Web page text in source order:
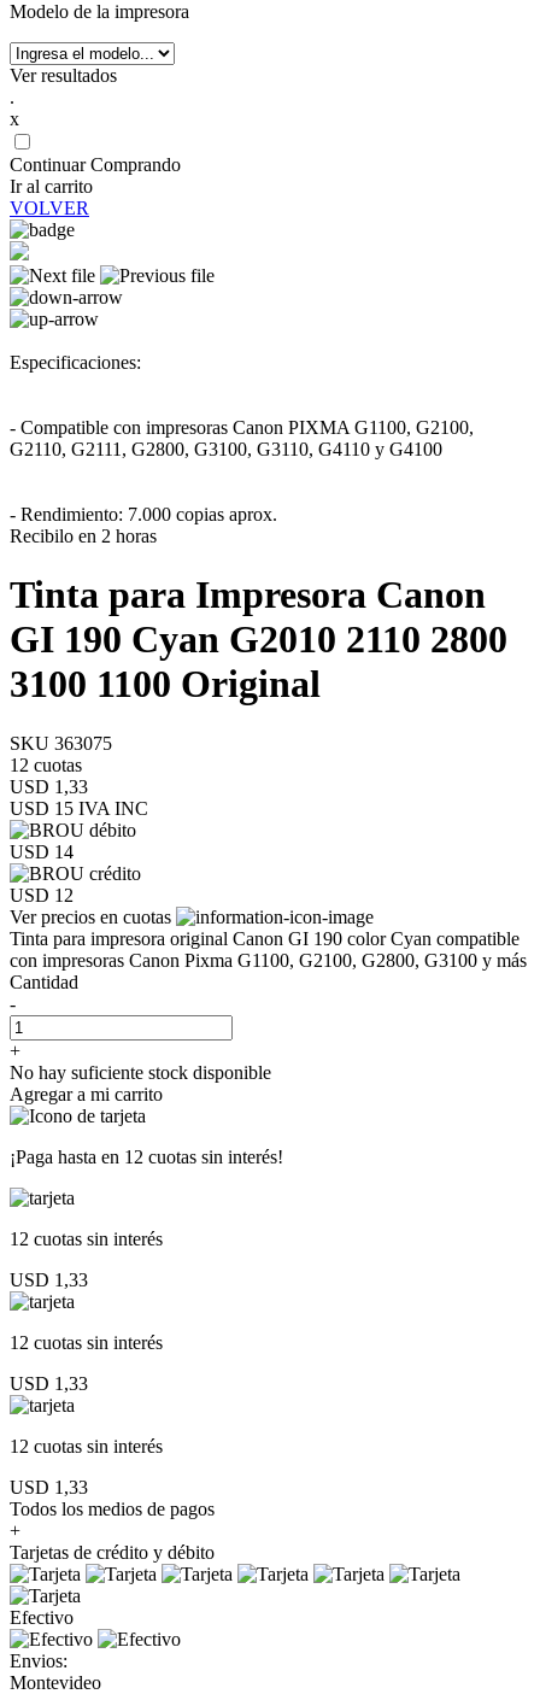
Modelo de la impresora
Ver resultados
.
x
Continuar Comprando
Ir al carrito
VOLVER
Especificaciones:
- Compatible con impresoras Canon PIXMA G1100, G2100,
G2110, G2111, G2800, G3100, G3110, G4110 y G4100
- Rendimiento: 7.000 copias aprox.
Recibilo en 2 horas
Tinta para Impresora Canon
GI 190 Cyan G2010 2110 2800
3100 1100 Original
SKU 363075
12 cuotas
USD 1,33
USD 15 IVA INC
USD 14
USD 12
Ver precios en cuotas
Tinta para impresora original Canon GI 190 color Cyan compatible
con impresoras Canon Pixma G1100, G2100, G2800, G3100 y más
Cantidad
-
+
No hay suficiente stock disponible
Agregar a mi carrito
¡Paga hasta en 12 cuotas sin interés!
12 cuotas sin interés
USD 1,33
12 cuotas sin interés
USD 1,33
12 cuotas sin interés
USD 1,33
Todos los medios de pagos
+
Tarjetas de crédito y débito
Efectivo
Envios:
Montevideo